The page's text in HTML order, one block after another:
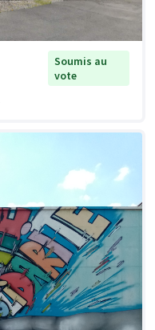
Soumis au
vote